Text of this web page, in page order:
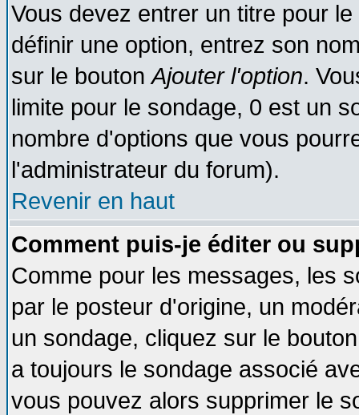
Vous devez entrer un titre pour
définir une option, entrez son
sur le boutonAjouter l'option.
limite pour le sondage, 0 est un
nombre d'options que vous
l'administrateur du forum).
Revenir en haut
Comment puis-je éditer ou
Comme pour les messages, les
par le posteur d'origine, un
un sondage, cliquez sur le
a toujours le sondage associé
vous pouvez alors supprimer le